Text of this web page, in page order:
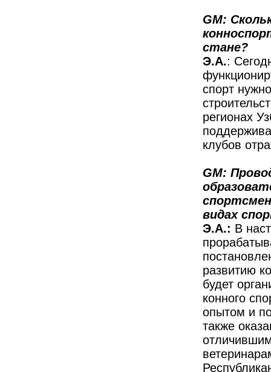
GM:
стане?
Э.А.:
спорт
регионах
клубов
GM:
видах
Э.А.: В
развитию
будет
конного
опытом и
также